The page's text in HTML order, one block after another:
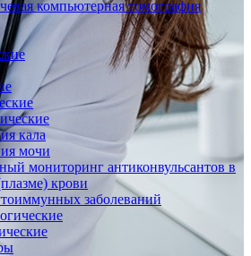
компьютерная томография
кала
мочи
мониторинг антиконвульсантов в
крови
заболеваний